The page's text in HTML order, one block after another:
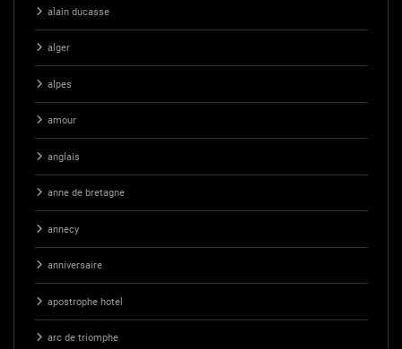
alain ducasse
alger
alpes
amour
anglais
anne de bretagne
annecy
anniversaire
apostrophe hotel
arc de triomphe